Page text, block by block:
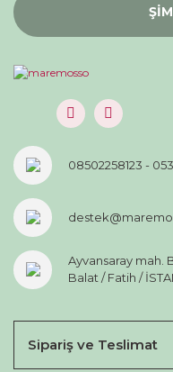
08502258123 -
Ayvansaray mah.
Balat / Fatih /
Sipariş ve Teslimat